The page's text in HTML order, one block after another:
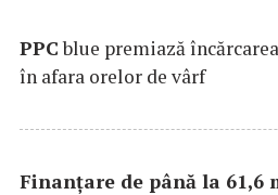
PPCblue premiază
în afara orelor de vârf
Finanțare de până la 61,6